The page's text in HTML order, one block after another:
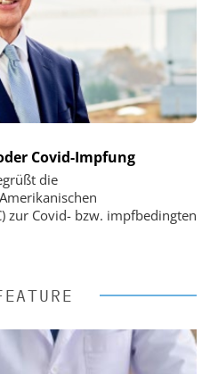
Covid-Impfung
die
zur Covid- bzw. impfbedingten